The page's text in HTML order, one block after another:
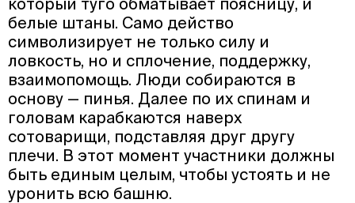
белые штаны. Само действо
символизирует не только силу и
ловкость, но и сплочение, поддержку,
взаимопомощь. Люди собираются в
основу — пинья. Далее по их спинам и
головам карабкаются наверх
сотоварищи, подставляя друг другу
плечи. В этот момент участники должны
быть единым целым, чтобы устоять и не
уронить всю башню.